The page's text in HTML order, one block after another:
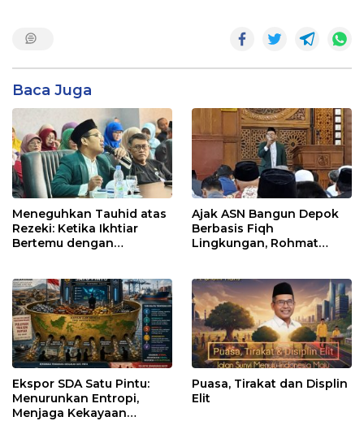
Baca Juga
Meneguhkan Tauhid atas
Rezeki: Ketika Ikhtiar
Bertemu dengan
Ajak ASN Bangun Depok
Berbasis Fiqh
Lingkungan, Rohmat
hingga SMP
Ekspor SDA Satu Pintu:
Menurunkan Entropi,
Menjaga Kekayaan
Puasa, Tirakat dan Displin
Elit